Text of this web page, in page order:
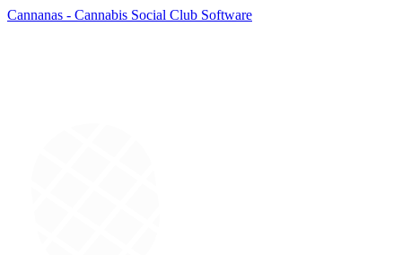
Cannanas - Cannabis Social Club Software